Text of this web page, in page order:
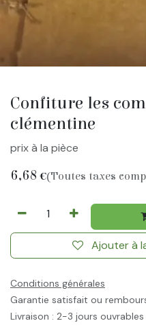
Confiture les
clémentine
prix à la pièce
6,68 €(Toutes taxes
Ajouter à
Conditions générales
Garantie satisfait ou
Livraison : 2-3 jours ouvrables